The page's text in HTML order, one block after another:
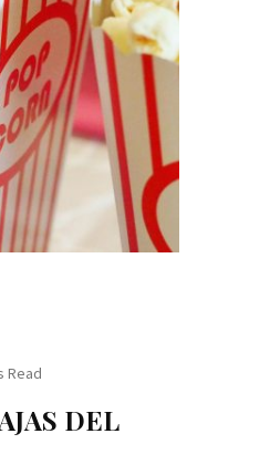
Read
DEL